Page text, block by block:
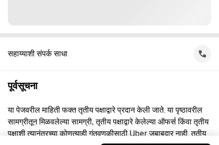
सहाय्याशी संपर्क साधा
पूर्वसूचना
या पेजवरील माहिती फक्त तृतीय पक्षाद्वारे प्रदान केली जाते. या पृष्ठावरील
सामग्रीतून मिळवलेल्या सामग्री, तृतीय पक्षाद्वारे केलेल्या ऑफर्स किंवा तृतीय
पक्षाशी त्यानंतरच्या कोणत्याही गुंतवणूकीसाठी Uber जबाबदार नाही. तृतीय